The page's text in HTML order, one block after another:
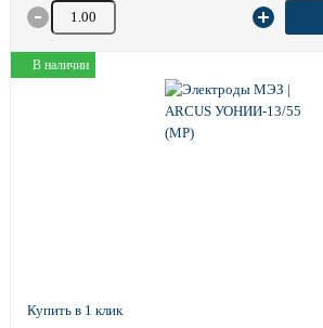
Количество товара
В наличии